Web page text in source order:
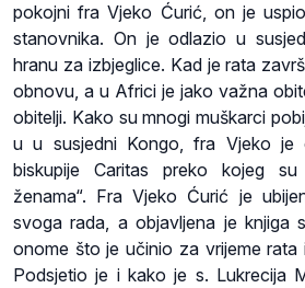
pokojni fra Vjeko Ćurić, on je
stanovnika. On je odlazio u
hranu za izbjeglice. Kad je rata
obnovu, a u Africi je jako važna
obitelji. Kako su mnogi muškarci
u u susjedni Kongo, fra Vjeko je
biskupije Caritas preko kojeg
ženama“. Fra Vjeko Ćurić je
svoga rada, a objavljena je knjiga
onome što je učinio za vrijeme rata
Podsjetio je i kako je s. Lukrecija